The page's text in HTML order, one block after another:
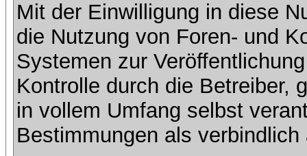
Mit der Einwilligung in diese
die Nutzung von Foren- und
Systemen zur
Kontrolle durch die Betreiber,
in vollem Umfang selbst
Bestimmungen als verbindlich